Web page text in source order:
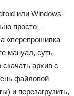
или Windows-
просто –
«перепрошивка
мануал, суть
скачать архив с
файловой
и перезагрузить,